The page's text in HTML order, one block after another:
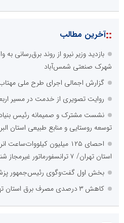
::آخرین مطالب
بازدید وزیر نیرو از روند برق‌رسانی
شهرک صنعتی شمس‌آباد
گزارش اجمالی اجرای طرح ملی مهتاب در ۱۷ شهرستان استان
روایت تصویری از خدمت در مسیر
نشست مشترک و صمیمانه رئیس بنیاد
توسعه روستایی و منابع طبیعی استان
احصای ۱۲۵ میلیون
استان تهران/ ۷ ترانسفورماتور غیرمجاز شناسایی و جمع‌آوری شد
بخش اول گفت‌وگوی رئیس‌جمهور
کاهش ۳ درصدی مصرف برق استان تهران نسبت به سال گذشته